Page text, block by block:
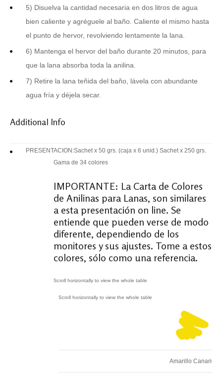
5) Disuelva la cantidad necesaria en dos litros de agua
bien caliente y agréguele al baño. Caliente el mismo hasta
el punto de hervor, revolviendo lentamente la lana.
6) Mantenga el hervor del baño durante 20 minutos, para
que la lana absorba toda la anilina.
7) Retire la lana teñida del baño, lávela con abundante
agua fría y déjela secar.
Additional Info
PRESENTACION:Sachet x 50 grs. (caja x 6 unid.) Sachet x 250 grs.
Gama de 34 colores
IMPORTANTE: La Carta de Colores
de Anilinas para Lanas, son similares
a esta presentación on line. Se
entiende que pueden verse de modo
diferente, dependiendo de los
monitores y sus ajustes. Tome a estos
colores, sólo como una referencia.
Amarillo Canario